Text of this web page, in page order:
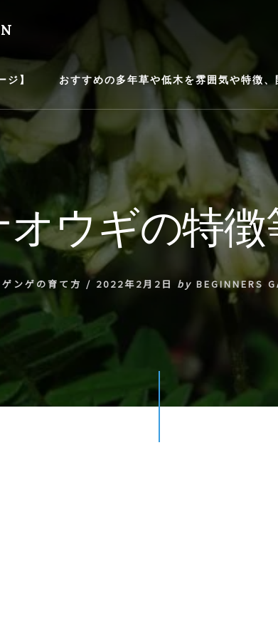
ジ】 おすすめの多年草や低木を雰囲気や特徴
ウギの特
ゲンゲの育て方 / 2022年2月2日 by BEGINNERS